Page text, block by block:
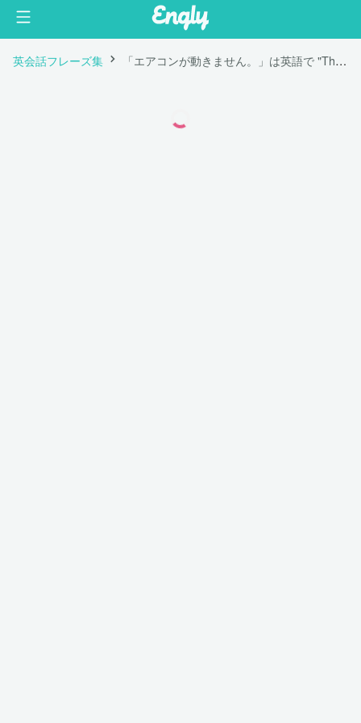
英会話フレーズ集 「エアコンが動きません。」は英語で "The air conditioner doesn't work."